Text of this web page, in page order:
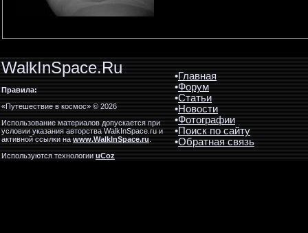
WalkInSpace.Ru
Правила:
«Путешествие в космос» © 2026
Использование материалов допускается при
условии указания авторства WalkInSpace.ru и
активной ссылки наwww.WalkInSpace.ru.
Используются технологииuCoz
•Главная
•Форум
•Статьи
•Новости
•Фотографии
•Поиск по сайту
•Обратная связь